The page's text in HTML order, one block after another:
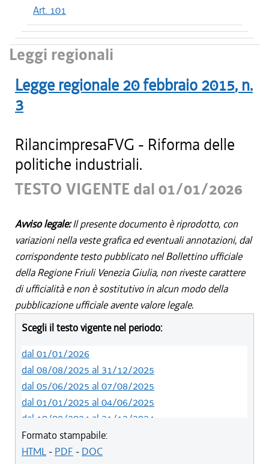
Art. 101
Leggi regionali
Legge regionale 20 febbraio 2015, n.
3
RilancimpresaFVG - Riforma delle
politiche industriali.
TESTO VIGENTE dal 01/01/2026
Avviso legale:Il presente documento è riprodotto, con
variazioni nella veste grafica ed eventuali annotazioni, dal
corrispondente testo pubblicato nel Bollettino ufficiale
della Regione Friuli Venezia Giulia, non riveste carattere
di ufficialità e non è sostitutivo in alcun modo della
pubblicazione ufficiale avente valore legale.
Scegli il testo vigente nel periodo:
dal 01/01/2026
dal 08/08/2025 al 31/12/2025
dal 05/06/2025 al 07/08/2025
dal 01/01/2025 al 04/06/2025
dal 10/08/2024 al 31/12/2024
dal 14/05/2024 al 09/08/2024
dal 11/08/2022 al 13/05/2024
Formato stampabile:
HTML- PDF - DOC